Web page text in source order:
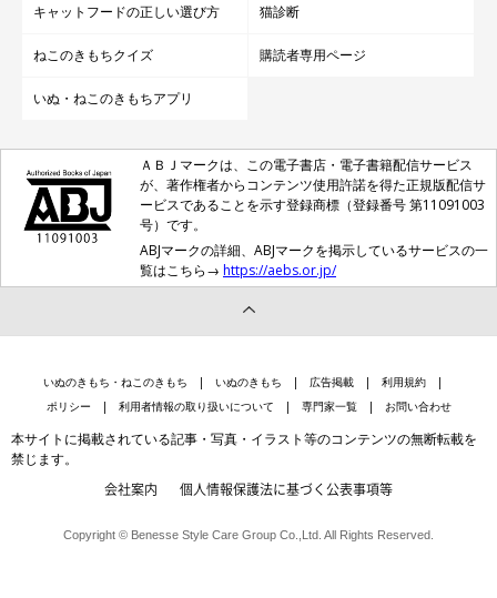
キャットフードの正しい選び方 猫診断
ねこのきもちクイズ 購読者専用ページ
いぬ・ねこのきもちアプリ
ＡＢＪマークは、この電子書店・電子書籍配信サービス
が、著作権者からコンテンツ使用許諾を得た正規版配信サ
ービスであることを示す登録商標（登録番号 第11091003
号）です。
ABJマークの詳細、ABJマークを掲示しているサービスの一
覧はこちら→ https://aebs.or.jp/
いぬのきもち・ねこのきもち いぬのきもち 広告掲載
利用規約
ポリシー
利用者情報の取り扱いについて 専門家一覧 お問い合わせ
本サイトに掲載されている記事・写真・イラスト等のコンテンツの無断転載を
禁じます。
会社案内 個人情報保護法に基づく公表事項等
Copyright © Benesse Style Care Group Co.,Ltd. All Rights Reserved.